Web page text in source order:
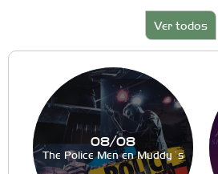
Ver todos
08/08
The Police Men en Muddy´s